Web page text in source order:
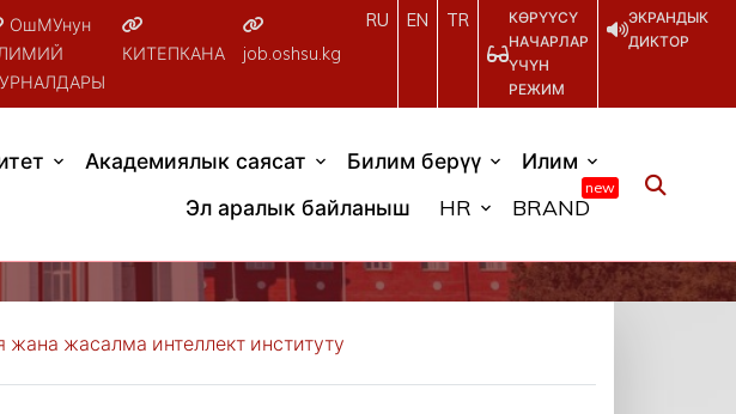
ОшМУнун
КИТЕПКАНА job.oshsu.kg
RU EN TR
КӨРҮҮСҮ
НАЧАРЛАР
ҮЧҮН
РЕЖИМ
ЭКРАНДЫК
ДИКТОР
Академиялык саясат Билим берүү
Илим
Эл аралык байланыш
HR BRAND
new
жана жасалма интеллект институту